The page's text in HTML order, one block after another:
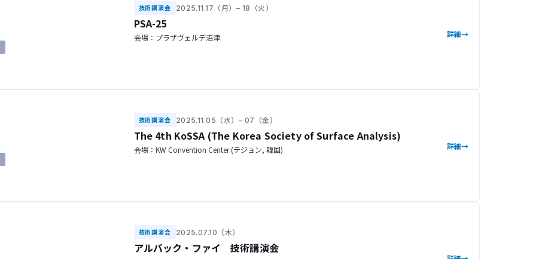
技術講演会 2025.11.17（月）– 18（火）
PSA-25
会場：プラザヴェルデ沼津 詳細
技術講演会 2025.11.05（水）– 07（金）
The 4th KoSSA (The Korea Society of Surface Analysis)
会場：KW Convention Center (テジョン, 韓国) 詳細
技術講演会 2025.07.10（木）
アルバック・ファイ 技術講演会